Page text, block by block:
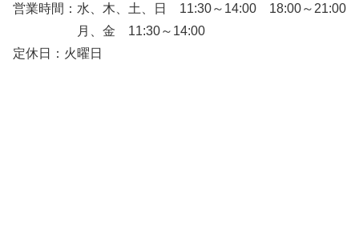
営業時間：水、木、土、日 11:30～14:00 18:00～21:00
月、金 11:30～14:00
定休日：火曜日